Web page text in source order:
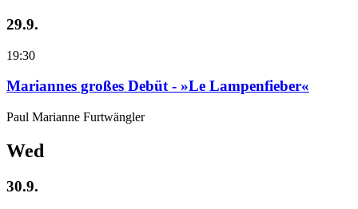
29.9.
19:30
Mariannes großes Debüt - »Le Lampenfieber«
Paul Marianne Furtwängler
Wed
30.9.